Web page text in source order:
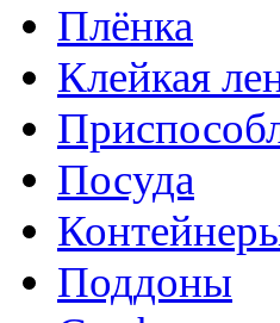
Плёнка
Клейкая
Посуда
Поддоны